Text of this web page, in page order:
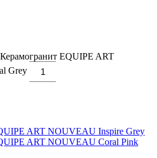
EQUIPE ART
Grey